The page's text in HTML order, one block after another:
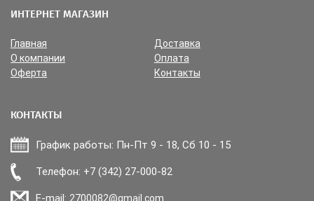
Прикрепить файл
ИНТЕРНЕТ МАГАЗИН
Главная
Доставка
О компании
Оплата
Оферта
Контакты
КОНТАКТЫ
График работы: Пн-Пт 9 - 18, Сб 10 - 15
Телефон: +7 (342) 27-000-82
E-mail: 2700082@gmail.com